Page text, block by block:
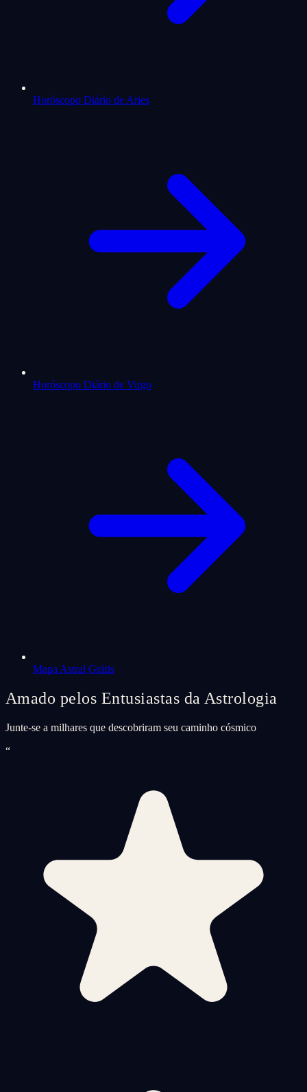
Horóscopo Diário de Aries
Horóscopo Diário de Virgo
Mapa Astral Grátis
Amado pelos Entusiastas da Astrologia
Junte-se a milhares que descobriram seu caminho cósmico
“